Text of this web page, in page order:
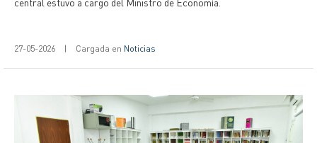
27-05-2026 | Cargada en Noticias